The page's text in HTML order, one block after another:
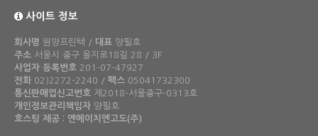
사이트 정보
회사명 원양프린텍 / 대표 양필호
주소 서울시 중구 을지로18길 28 / 3F
사업자 등록번호 201-07-47927
전화 02)2272-2240 / 팩스 05041732300
통신판매업신고번호 제2018-서울중구-0313호
개인정보관리책임자 양필호
호스팅 제공 : 엔에이치엔고도(주)